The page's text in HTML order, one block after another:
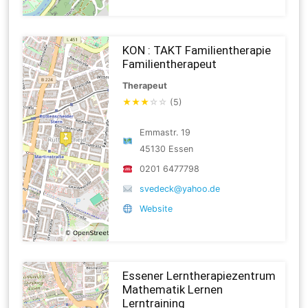
KON : TAKT Familientherapie
Familientherapeut
Therapeut
★★★ ☆ ☆ (5)
Emmastr. 19
45130 Essen
0201 6477798
svedeck@yahoo.de
Website
Essener Lerntherapiezentrum
Mathematik Lernen
Lerntraining